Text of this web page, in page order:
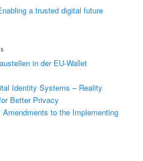
a trusted digital future
in der EU-Wallet
Identity Systems – Reality
Better Privacy
Amendments to the Implementing